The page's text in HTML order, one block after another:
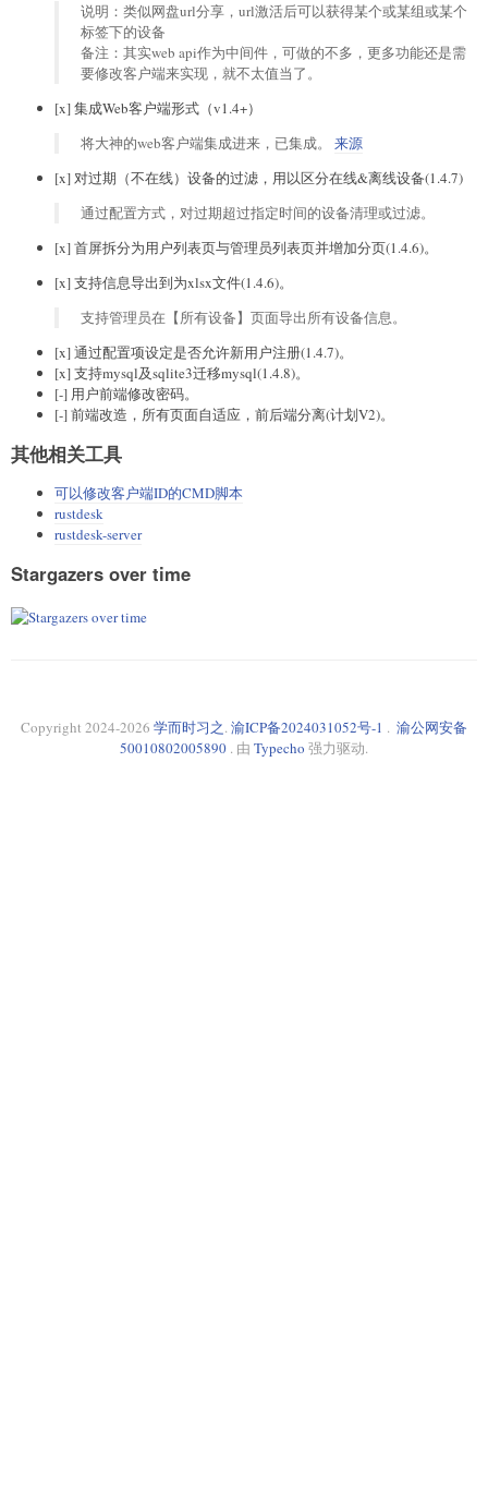
说明：类似网盘url分享，url激活后可以获得某个或某组或某个
标签下的设备
备注：其实web api作为中间件，可做的不多，更多功能还是需
要修改客户端来实现，就不太值当了。
[x] 集成Web客户端形式（v1.4+）
将大神的web客户端集成进来，已集成。 来源
[x] 对过期（不在线）设备的过滤，用以区分在线&离线设备(1.4.7)
通过配置方式，对过期超过指定时间的设备清理或过滤。
[x] 首屏拆分为用户列表页与管理员列表页并增加分页(1.4.6)。
[x] 支持信息导出到为xlsx文件(1.4.6)。
支持管理员在【所有设备】页面导出所有设备信息。
[x] 通过配置项设定是否允许新用户注册(1.4.7)。
[x] 支持mysql及sqlite3迁移mysql(1.4.8)。
[-] 用户前端修改密码。
[-] 前端改造，所有页面自适应，前后端分离(计划V2)。
其他相关工具
可以修改客户端ID的CMD脚本
rustdesk
rustdesk-server
Stargazers over time
Copyright 2024-2026 学而时习之. 渝ICP备2024031052号-1 . 渝公网安备
50010802005890 . 由 Typecho 强力驱动.